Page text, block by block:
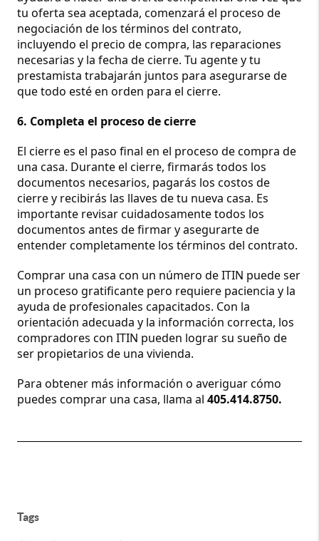
tu oferta sea aceptada, comenzará el proceso de
negociación de los términos del contrato,
incluyendo el precio de compra, las reparaciones
necesarias y la fecha de cierre. Tu agente y tu
prestamista trabajarán juntos para asegurarse de
que todo esté en orden para el cierre.
6. Completa el proceso de cierre
El cierre es el paso final en el proceso de compra de
una casa. Durante el cierre, firmarás todos los
documentos necesarios, pagarás los costos de
cierre y recibirás las llaves de tu nueva casa. Es
importante revisar cuidadosamente todos los
documentos antes de firmar y asegurarte de
entender completamente los términos del contrato.
Comprar una casa con un número de ITIN puede ser
un proceso gratificante pero requiere paciencia y la
ayuda de profesionales capacitados. Con la
orientación adecuada y la información correcta, los
compradores con ITIN pueden lograr su sueño de
ser propietarios de una vivienda.
Para obtener más información o averiguar cómo
puedes comprar una casa, llama al 405.414.8750.
Tags